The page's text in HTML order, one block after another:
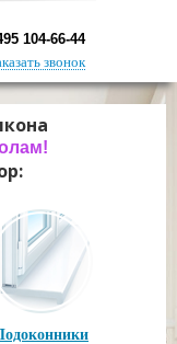
104-66-44
звонок
+ 17%
Подоконники
окно
на выбор:
Подоконники